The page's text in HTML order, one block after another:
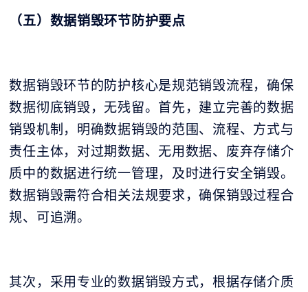
（五）数据销毁环节防护要点
数据销毁环节的防护核心是规范销毁流程，确保
数据彻底销毁，无残留。首先，建立完善的数据
销毁机制，明确数据销毁的范围、流程、方式与
责任主体，对过期数据、无用数据、废弃存储介
质中的数据进行统一管理，及时进行安全销毁。
数据销毁需符合相关法规要求，确保销毁过程合
规、可追溯。
其次，采用专业的数据销毁方式，根据存储介质